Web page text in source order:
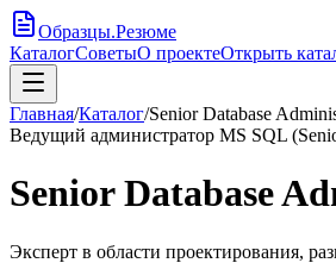
Образцы.Резюме
КаталогСоветыО проектеОткрыть
Главная/Каталог/Senior Database
Ведущий администратор MS SQL
Senior Database
Эксперт в области проектирования,